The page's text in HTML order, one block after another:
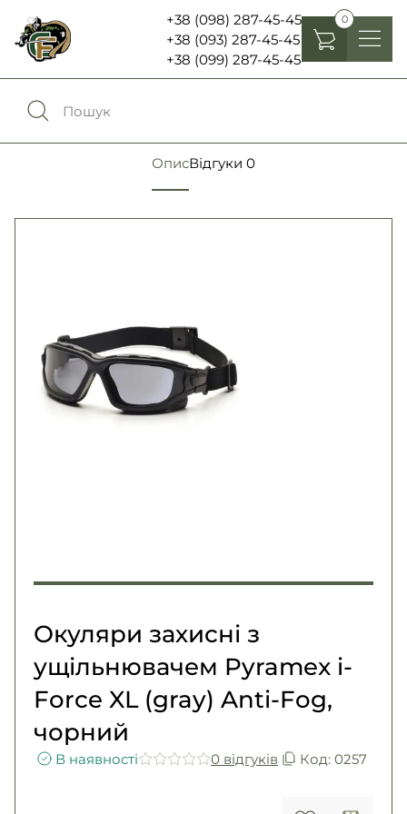
+38 (098) 287-45-45
+38 (093) 287-45-45
+38 (099) 287-45-45
0
Обране0
Мова: RU UA
Повернення та обмін
Ножі та мультитули
Шеврони, патчі та нашивки
Погони
ОписВідгуки 0
Окуляри захисні з
ущільнювачем Pyramex i-
Force XL (gray) Anti-Fog,
чорний
В наявності 0 вiдгукiв Код: 0257